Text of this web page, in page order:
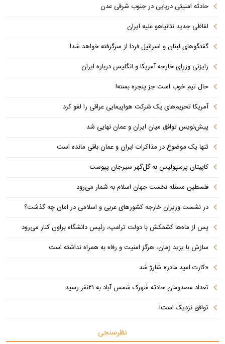
حادثه امنیتی دریایی در جنوب شرقی عدن
لفاظی جدید نتانیاهو علیه ایران
گفتگوهای لبنان و اسرائیل فردا از سرگرفته خواهد شد!
رایزنی وزرای خارجه آمریکا و انگلیس درباره ایران
حال تیم خوب است جز پنجره بسته!
آمریکا تحریم‌های یک شرکت هواپیمایی عراقی را لغو کرد
پیش‌نویس توافق میان ایران و عمان نهایی شد
تنها یک موضوع در مذاکرات ایران و عمان باقی مانده است
کاپیتان پرسپولیس به گل‌گهر سیرجان پیوست
فلسطین مسئله نخست جهان اسلام به شمار می‌رود
در نشست وزیران خارجه کشورهای عربی و اسلامی در امان چه گذشت؟
پس از ماه‌ها کشمکش با دولت ترامپ، رئیس دانشگاه براون کنار می‌رود
سازش با یزید زمان، هرگز امنیت و رفاه به همراه نداشته است
«کارت امید مادر» شارژ شد
تعداد مصدومان حادثه شهرک شمس آباد به ۲۱نفر رسید
توافق نزدیک است!
نظرسنجی